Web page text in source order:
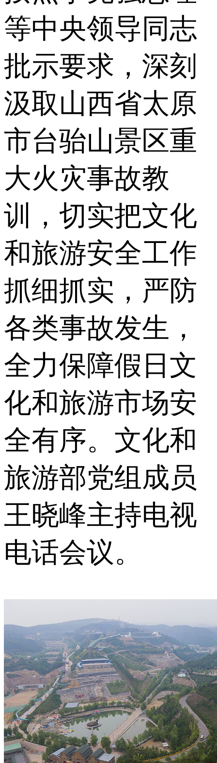
等中央领导同志
批示要求，深刻
汲取山西省太原
市台骀山景区重
大火灾事故教
训，切实把文化
和旅游安全工作
抓细抓实，严防
各类事故发生，
全力保障假日文
化和旅游市场安
全有序。文化和
旅游部党组成员
王晓峰主持电视
电话会议。